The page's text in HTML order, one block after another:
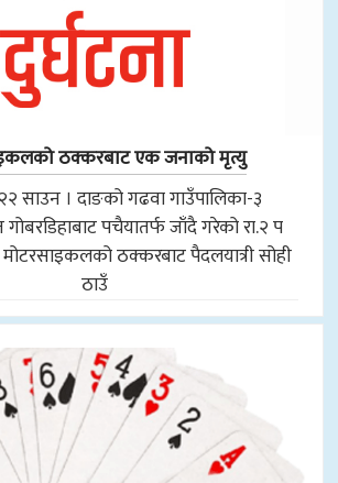
ठक्करबाट एक जनाको मृत्यु
साउन । दाङको गढवा गाउँपालिका-३
गोबरडिहाबाट पचैयातर्फ जाँदै गरेको रा.२ प
ठक्करबाट पैदलयात्री सोही
ठाउँ